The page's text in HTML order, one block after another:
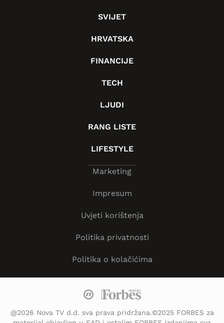
SVIJET
HRVATSKA
FINANCIJE
TECH
LJUDI
RANG LISTE
LIFESTYLE
Marketing
Impresum
Uvjeti korištenja
Politika privatnosti
Politika o kolačićima
@2026 Nova TV d.d. sva prava pridržana.©2025 FORBES za